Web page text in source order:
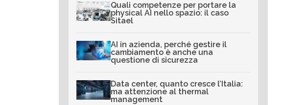
Quali competenze per portare la
physical AI nello spazio: il caso
Sitael
AI in azienda, perché gestire il
cambiamento è anche una
questione di sicurezza
Data center, quanto cresce l’Italia:
ma attenzione al thermal
management